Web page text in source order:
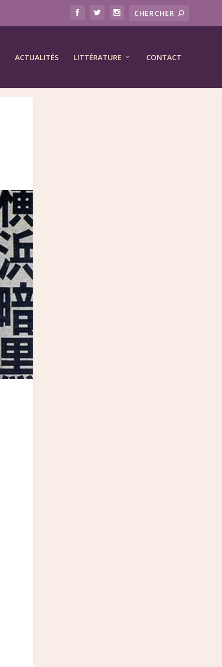
ACTUALITÉS LITTÉRATURE CONTACT